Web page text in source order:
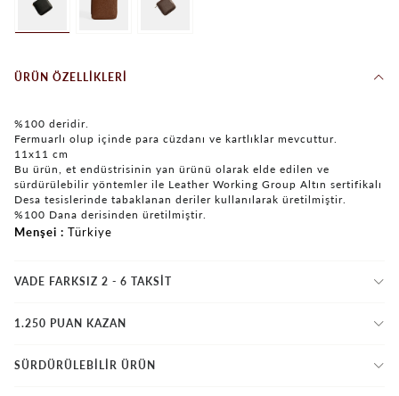
ÜRÜN ÖZELLIKLERI
%100 deridir.
Fermuarlı olup içinde para cüzdanı ve kartlıklar mevcuttur.
11x11 cm
Bu ürün, et endüstrisinin yan ürünü olarak elde edilen ve
sürdürülebilir yöntemler ile Leather Working Group Altın sertifikalı
Desa tesislerinde tabaklanan deriler kullanılarak üretilmiştir.
%100 Dana derisinden üretilmiştir.
Menşei Türkiye
VADE FARKSIZ 2 - 6 TAKSIT
1.250 PUAN KAZAN
SÜRDÜRÜLEBİLİR ÜRÜN